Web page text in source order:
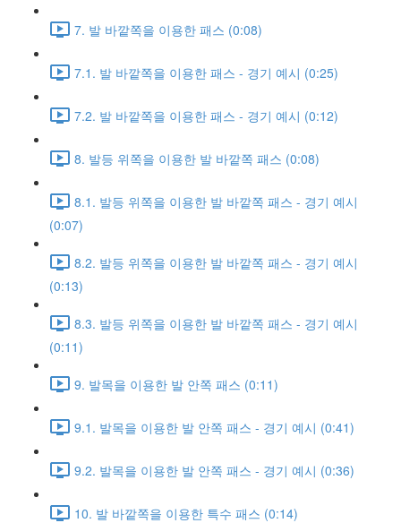
7. 발 바깥쪽을 이용한 패스 (0:08)
7.1. 발 바깥쪽을 이용한 패스 - 경기 예시 (0:25)
7.2. 발 바깥쪽을 이용한 패스 - 경기 예시 (0:12)
8. 발등 위쪽을 이용한 발 바깥쪽 패스 (0:08)
8.1. 발등 위쪽을 이용한 발 바깥쪽 패스 - 경기 예시
(0:07)
8.2. 발등 위쪽을 이용한 발 바깥쪽 패스 - 경기 예시
(0:13)
8.3. 발등 위쪽을 이용한 발 바깥쪽 패스 - 경기 예시
(0:11)
9. 발목을 이용한 발 안쪽 패스 (0:11)
9.1. 발목을 이용한 발 안쪽 패스 - 경기 예시 (0:41)
9.2. 발목을 이용한 발 안쪽 패스 - 경기 예시 (0:36)
10. 발 바깥쪽을 이용한 특수 패스 (0:14)